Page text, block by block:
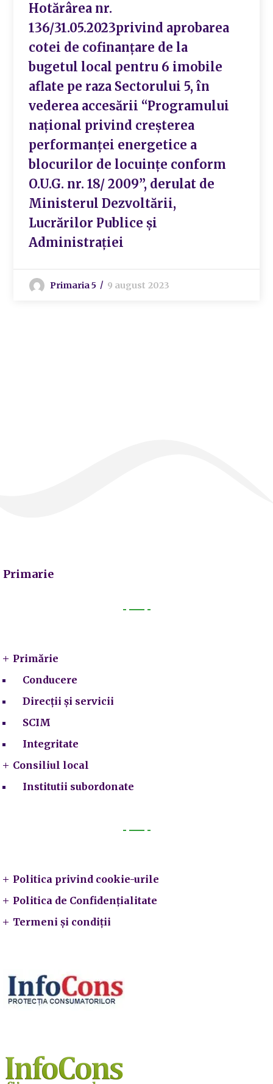
Hotărârea nr.
136/31.05.2023privind aprobarea
cotei de cofinanțare de la
bugetul local pentru 6 imobile
aflate pe raza Sectorului 5, în
vederea accesării “Programului
național privind creșterea
performanței energetice a
blocurilor de locuințe conform
O.U.G. nr. 18/ 2009”, derulat de
Ministerul Dezvoltării,
Lucrărilor Publice și
Administrației
Primaria 5 9 august 2023
Primarie
Primărie
Conducere
Direcții și servicii
SCIM
Integritate
Consiliul local
Institutii subordonate
Politica privind cookie-urile
Politica de Confidențialitate
Termeni și condiții